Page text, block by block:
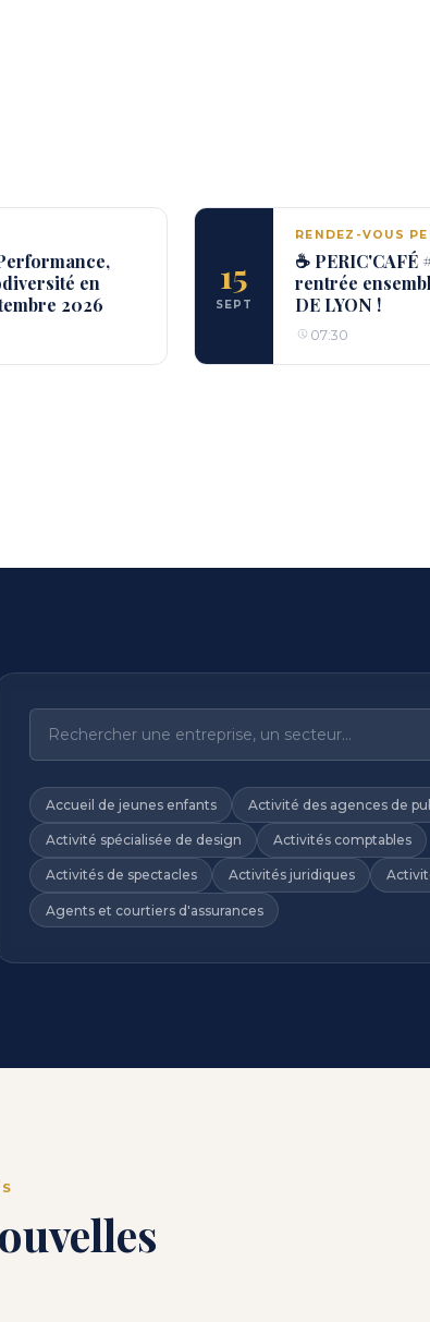
en
2026
15
SEPT
RENDEZ-VOUS
☕ PERIC'CAFÉ
rentrée
DE LYON !
07:30
Accueil de jeunes enfants Activité des agences de
Activité spécialisée de design Activités comptables
Activités de spectacles Activités juridiques
Agents et courtiers d'assurances